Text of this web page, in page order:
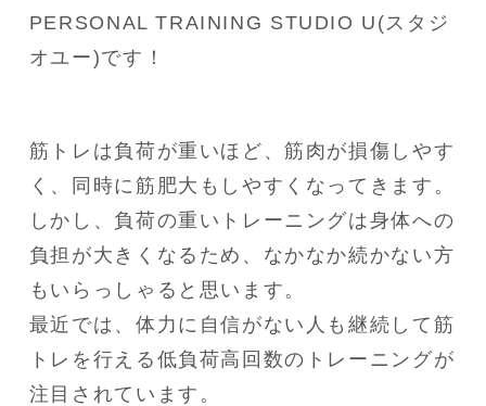
PERSONAL TRAINING STUDIO U(スタジ
オユー)です！
筋トレは負荷が重いほど、筋肉が損傷しやす
く、同時に筋肥大もしやすくなってきます。
しかし、負荷の重いトレーニングは身体への
負担が大きくなるため、なかなか続かない方
もいらっしゃると思います。
最近では、体力に自信がない人も継続して筋
トレを行える低負荷高回数のトレーニングが
注目されています。